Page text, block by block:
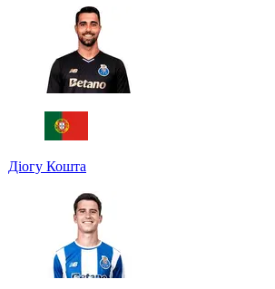
Діогу Кошта